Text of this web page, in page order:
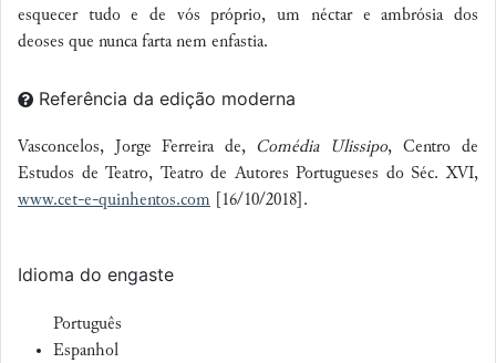
esquecer tudo e de vós próprio, um néctar e ambrósia dos
deoses que nunca farta nem enfastia.
Referência da edição moderna
Vasconcelos, Jorge Ferreira de, Comédia Ulissipo, Centro de
Estudos de Teatro, Teatro de Autores Portugueses do Séc. XVI,
www.cet-e-quinhentos.com [16/10/2018].
Idioma do engaste
Português
Espanhol